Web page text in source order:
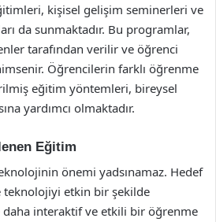
kişisel gelişim seminerleri ve
da sunmaktadır. Bu programlar,
tarafından verilir ve öğrenci
Öğrencilerin farklı öğrenme
eğitim yöntemleri, bireysel
yardımcı olmaktadır.
Eğitim
önemi yadsınamaz. Hedef
teknolojiyi etkin bir şekilde
interaktif ve etkili bir öğrenme